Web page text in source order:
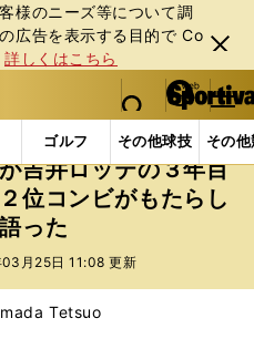
様のニーズ等について調
広告を表⽰する⽬的で Co
詳しくはこちら
閉じ
る
web Sportiva (webスポルティーバ)
検索
マイペ
ー
ジ
メニュ
ゴルフ その他球技 その
球 【プロ野球】清水直行が
吉井ロッテの３年目
位コンビがもたらし
った
月25日 11:08 更新
Tetsuo